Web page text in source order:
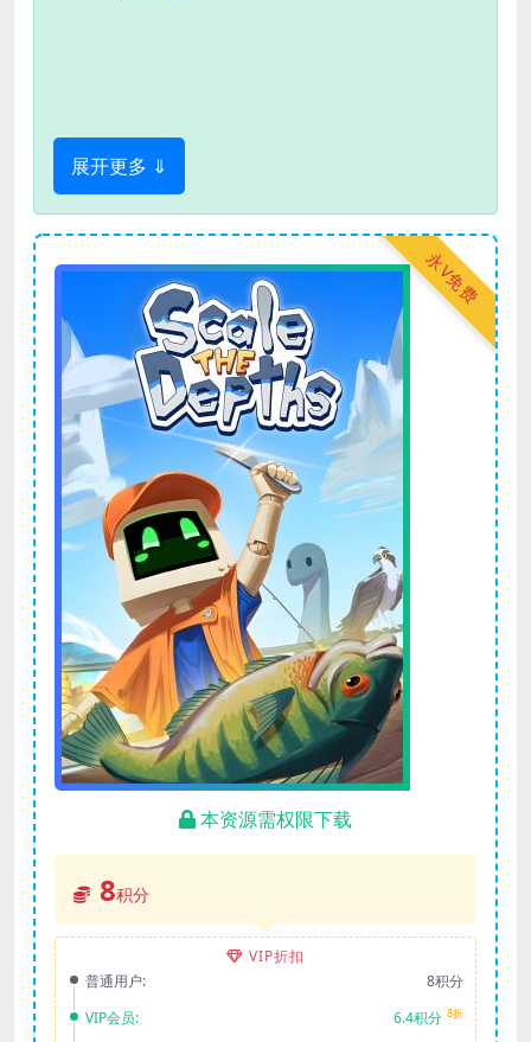
展开更多 ⇓
永V免费
本资源需权限下载
8积分
VIP折扣
普通用户:
8积分
VIP会员:
6.4积分 8折